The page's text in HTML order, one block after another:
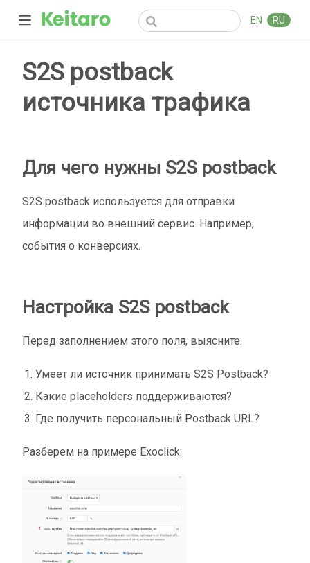
EN RU
S2S postback
источника трафика
Для чего нужны S2S postback
S2S postback используется для отправки
информации во внешний сервис. Например,
события о конверсиях.
Настройка S2S postback
Перед заполнением этого поля, выясните:
Умеет ли источник принимать S2S Postback?
Какие placeholders поддерживаются?
Где получить персональный Postback URL?
Разберем на примере Exoclick: